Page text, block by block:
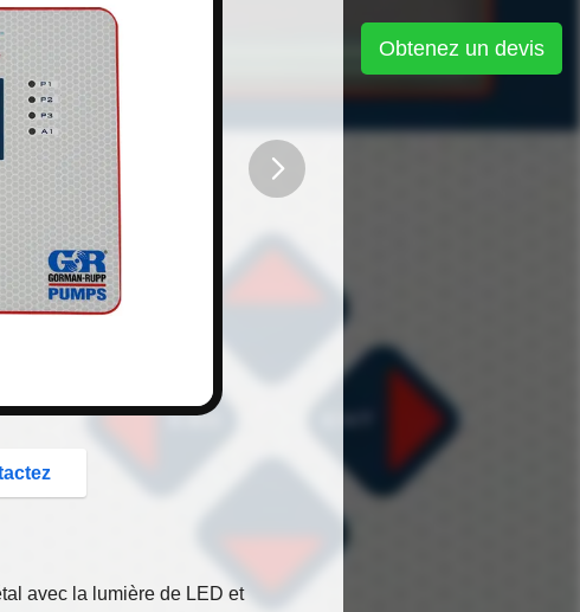
avec la lumière de LED et
Obtenez un devis